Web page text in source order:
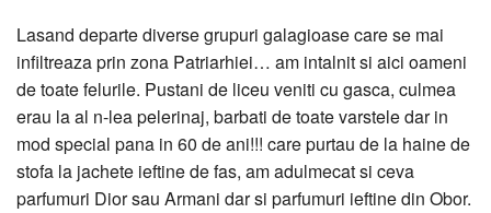
Lasand departe diverse grupuri galagioase care se mai
infiltreaza prin zona Patriarhiei… am intalnit si aici oameni
de toate felurile. Pustani de liceu veniti cu gasca, culmea
erau la al n-lea pelerinaj, barbati de toate varstele dar in
mod special pana in 60 de ani!!! care purtau de la haine de
stofa la jachete ieftine de fas, am adulmecat si ceva
parfumuri Dior sau Armani dar si parfumuri ieftine din Obor.